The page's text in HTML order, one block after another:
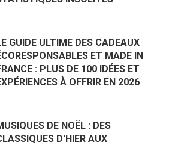
GUIDE ULTIME DES CADEAUX
ET MADE IN
: PLUS DE 100 IDÉES ET
À OFFRIR EN 2026
DE NOËL : DES
D'HIER AUX